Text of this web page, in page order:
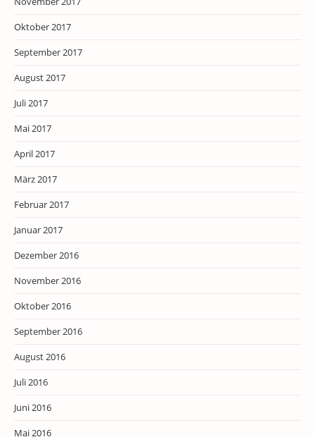
Oktober 2017
September 2017
August 2017
Juli 2017
Mai 2017
April 2017
März 2017
Februar 2017
Januar 2017
Dezember 2016
November 2016
Oktober 2016
September 2016
August 2016
Juli 2016
Juni 2016
Mai 2016